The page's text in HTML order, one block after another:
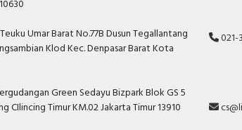
Umar Barat No.77B Dusun Tegallantang
Klod Kec. Denpasar Barat Kota
Green Sedayu Bizpark Blok GS 5
CIlincing Timur KM.02 Jakarta Timur 13910
021-